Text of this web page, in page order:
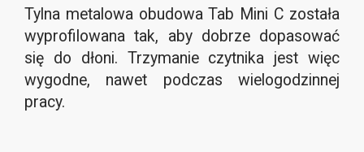
Tylna metalowa obudowa Tab Mini C została
wyprofilowana tak, aby dobrze dopasować
się do dłoni. Trzymanie czytnika jest więc
wygodne, nawet podczas wielogodzinnej
pracy.